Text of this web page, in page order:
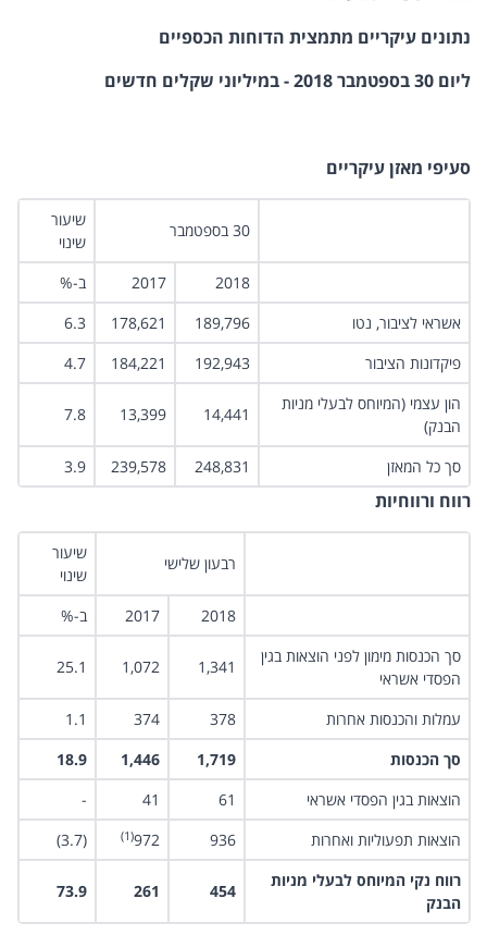
נתונים עיקריים מתמצית הדוחות הכספיים
ליום 30 בספטמבר 2018 - במיליוני שקלים חדשים
סעיפי מאזן עיקריים
30 בספטמבר
שיעור
שינוי
2018
2017
ב-%
אשראי לציבור, נטו
189,796
178,621
6.3
פיקדונות הציבור
192,943
184,221
4.7
הון עצמי (המיוחס לבעלי מניות
הבנק)
14,441
13,399
7.8
סך כל המאזן 248,831
239,578
3.9
רווח ורווחיות
רבעון שלישי
שיעור
שינוי
2018
2017
ב-%
סך הכנסות מימון לפני הוצאות בגין
הפסדי אשראי
1,341
1,072
25.1
עמלות והכנסות אחרות 378
374
1.1
סך הכנסות
1,719
1,446
18.9
הוצאות בגין הפסדי אשראי
61
41
-
הוצאות תפעוליות ואחרות
936
972
(1)
(3.7)
רווח נקי המיוחס לבעלי מניות
הבנק
454
261
73.9